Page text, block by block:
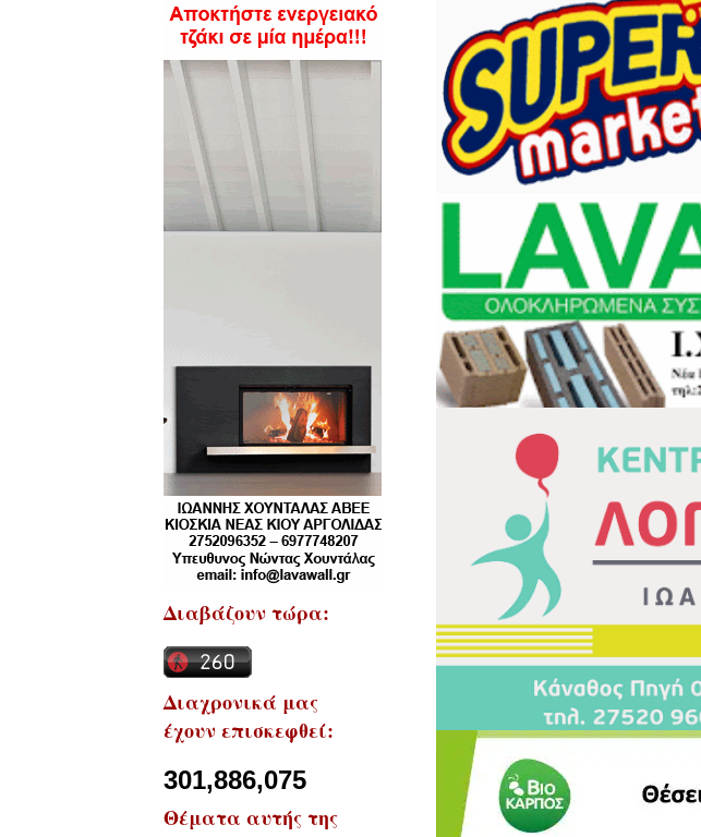
Διαβάζουν τώρα:
Διαχρονικά μας
έχουν επισκεφθεί:
301,886,075
Θέματα αυτής της